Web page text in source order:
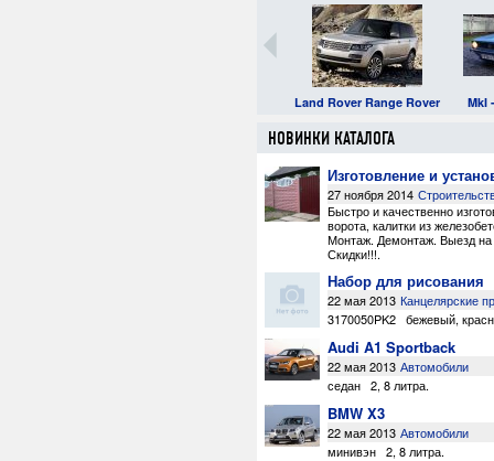
Land Rover Range Rover MkI
НОВИНКИ КАТАЛОГА
Изготовление и
27 ноября 2014
Быстро и качественно
ворота, калитки из
Монтаж. Демонтаж. Выезд на
Скидки!!!.
Набор для рисования
22 мая 2013 Канцелярские
3170050PK2 бежевый,
Audi A1 Sportback
22 мая 2013 Автомобили
седан 2, 8 литра.
BMW X3
22 мая 2013 Автомобили
минивэн 2, 8 литра.